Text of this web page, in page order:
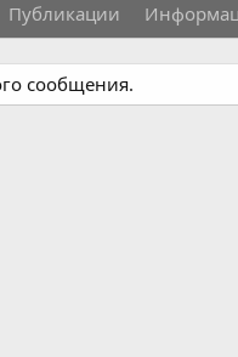
Публикации
сообщения.